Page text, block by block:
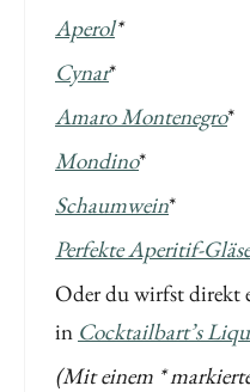
Aperol*
Cynar*
Amaro Montenegro*
Mondino*
Schaumwein*
Perfekte Aperitif-
Oder du wirfst direkt
in Cocktailbart’s
(Mit einem *